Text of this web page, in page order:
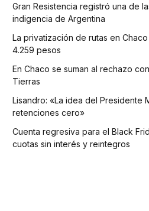
Gran Resistencia registró una de
indigencia de Argentina
La privatización de rutas en
4.259 pesos
En Chaco se suman al rechazo
Tierras
Lisandro: «La idea del Presidente
retenciones cero»
Cuenta regresiva para el Black
cuotas sin interés y reintegros